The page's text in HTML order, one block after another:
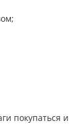
покупаться и